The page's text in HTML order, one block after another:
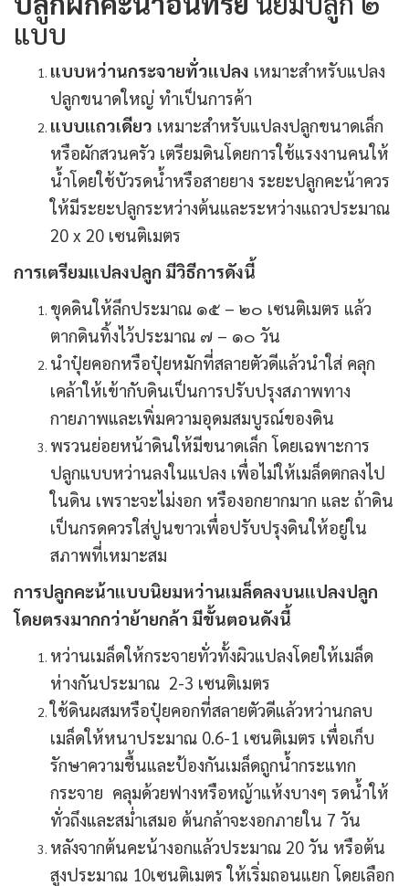
แบบ
แบบหว่านกระจายทั่วแปลง เหมาะสำหรับแปลง
ปลูกขนาดใหญ่ ทำเป็นการค้า
แบบแถวเดียว เหมาะสำหรับแปลงปลูกขนาดเล็ก
หรือผักสวนครัว เตรียมดินโดยการใช้แรงงานคนให้
น้ำโดยใช้บัวรดน้ำหรือสายยาง ระยะปลูกคะน้าควร
ให้มีระยะปลูกระหว่างต้นและระหว่างแถวประมาณ
20 x 20 เซนติเมตร
การเตรียมแปลงปลูก มีวิธีการดังนี้
ขุดดินให้ลึกประมาณ ๑๕ – ๒๐ เซนติเมตร แล้ว
ตากดินทิ้งไว้ประมาณ ๗ – ๑๐ วัน
นำปุ๋ยคอกหรือปุ๋ยหมักที่สลายตัวดีแล้วนำใส่ คลุก
เคล้าให้เข้ากับดินเป็นการปรับปรุงสภาพทาง
กายภาพและเพิ่มความอุดมสมบูรณ์ของดิน
พรวนย่อยหน้าดินให้มีขนาดเล็ก โดยเฉพาะการ
ปลูกแบบหว่านลงในแปลง เพื่อไม่ให้เมล็ดตกลงไป
ในดิน เพราะจะไม่งอก หรืองอกยากมาก และ ถ้าดิน
เป็นกรดควรใส่ปูนขาวเพื่อปรับปรุงดินให้อยู่ใน
สภาพที่เหมาะสม
การปลูกคะน้าแบบนิยมหว่านเมล็ดลงบนแปลงปลูก
โดยตรงมากกว่าย้ายกล้า มีขั้นตอนดังนี้
หว่านเมล็ดให้กระจายทั่วทั้งผิวแปลงโดยให้เมล็ด
ห่างกันประมาณ 2-3 เซนติเมตร
ใช้ดินผสมหรือปุ๋ยคอกที่สลายตัวดีแล้วหว่านกลบ
เมล็ดให้หนาประมาณ 0.6-1 เซนติเมตร เพื่อเก็บ
รักษาความชื้นและป้องกันเมล็ดถูกน้ำกระแทก
กระจาย คลุมด้วยฟางหรือหญ้าแห้งบางๆ รดน้ำให้
ทั่วถึงและสม่ำเสมอ ต้นกล้าจะงอกภายใน 7 วัน
หลังจากต้นคะน้างอกแล้วประมาณ 20 วัน หรือต้น
สูงประมาณ 10เซนติเมตร ให้เริ่มถอนแยก โดยเลือก